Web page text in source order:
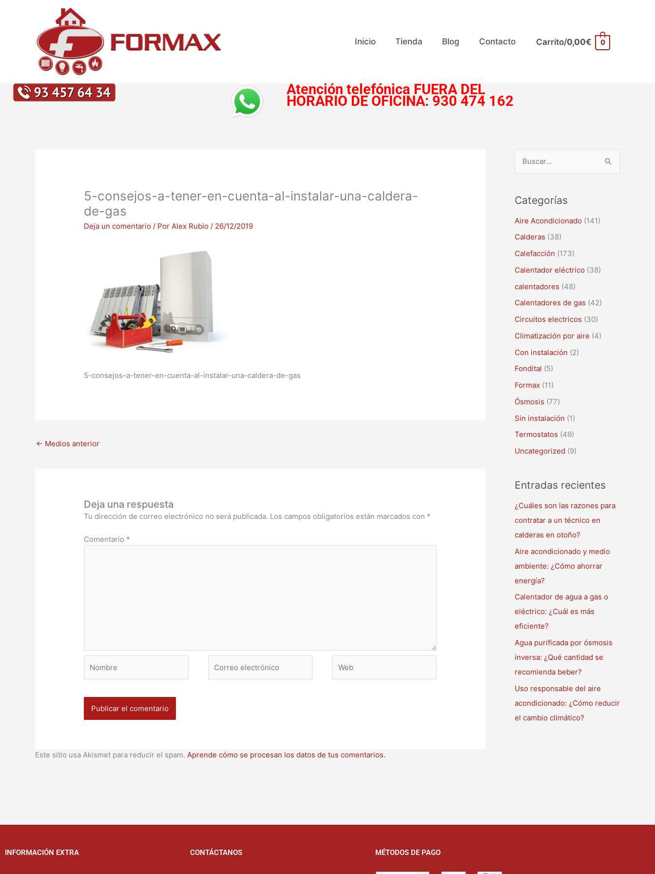
Inicio Tienda Blog Contacto Carrito/0,00€ 0
Atención telefónica FUERA DEL
HORARIO DE OFICINA: 930 474 162
5-consejos-a-tener-en-cuenta-al-instalar-una-caldera-
de-gas
Deja un comentario / PorAlex Rubio / 26/12/2019
5-consejos-a-tener-en-cuenta-al-instalar-una-caldera-de-gas
← Medios anterior
Deja una respuesta
Tu dirección de correo electrónico no será publicada. Los campos obligatorios están marcados con *
Comentario *
electrónico
Este sitio usa Akismet para reducir el spam. Aprende cómo se procesan los datos de tus comentarios.
c
a
r
p
o
Categorías
Aire Acondicionado (141)
Calderas (38)
Calefacción (173)
Calentador eléctrico (38)
calentadores (48)
Calentadores de gas (42)
Circuitos electricos (30)
Climatización por aire (4)
Con instalación (2)
Fondital (5)
Formax (11)
Ósmosis (77)
Sin instalación (1)
Termostatos (49)
Uncategorized (9)
Entradas recientes
¿Cuáles son las razones para
contratar a un técnico en
calderas en otoño?
Aire acondicionado y medio
ambiente: ¿Cómo ahorrar
energía?
Calentador de agua a gas o
eléctrico: ¿Cuál es más
eficiente?
Agua purificada por ósmosis
inversa: ¿Qué cantidad se
recomienda beber?
Uso responsable del aire
acondicionado: ¿Cómo reducir
el cambio climático?
INFORMACIÓN EXTRA CONTÁCTANOS MÉTODOS DE PAGO